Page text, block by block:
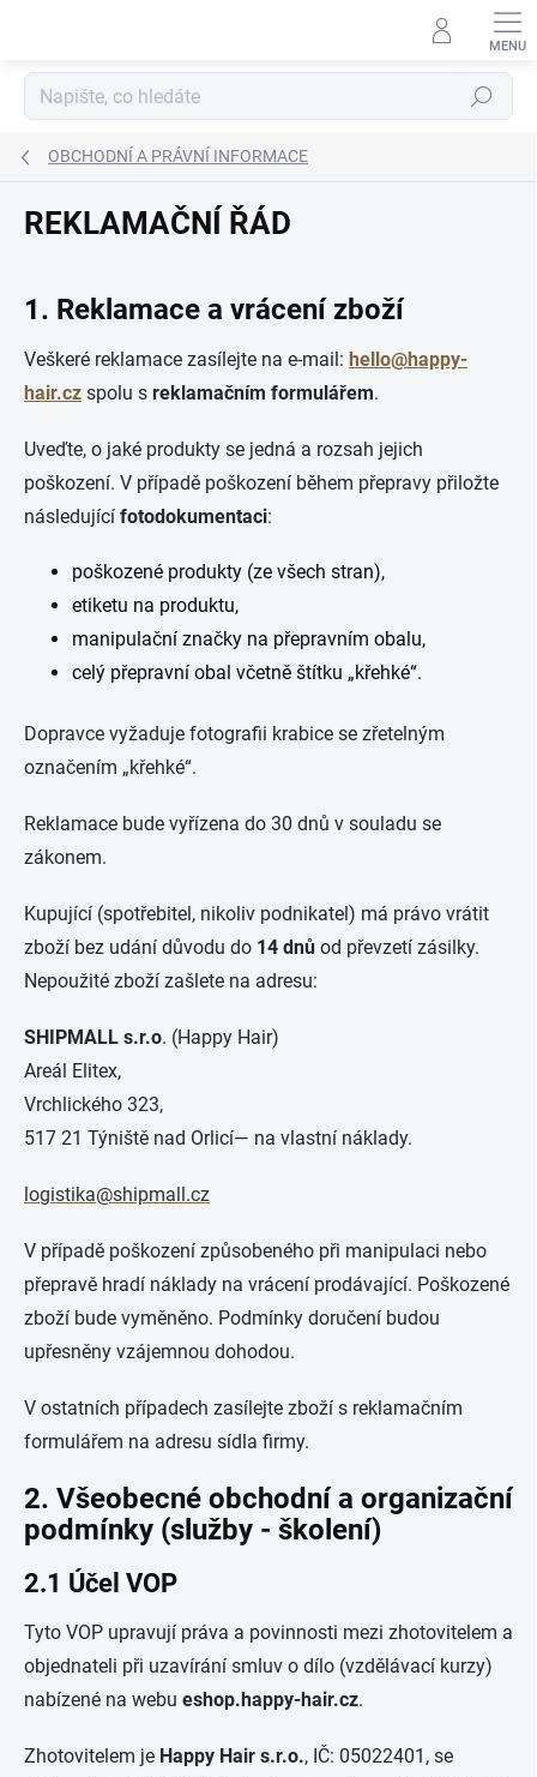
Hledat
OBCHODNÍ A PRÁVNÍ INFORMACE
REKLAMAČNÍ ŘÁD
1. Reklamace a vrácení zboží
Veškeré reklamace zasílejte na e-mail: hello@happy-
hair.cz spolu s reklamačním formulářem.
Uveďte, o jaké produkty se jedná a rozsah jejich
poškození. V případě poškození během přepravy přiložte
následující fotodokumentaci:
poškozené produkty (ze všech stran),
etiketu na produktu,
manipulační značky na přepravním obalu,
celý přepravní obal včetně štítku „křehké“.
Dopravce vyžaduje fotografii krabice se zřetelným
označením „křehké“.
Reklamace bude vyřízena do 30 dnů v souladu se
zákonem.
Kupující (spotřebitel, nikoliv podnikatel) má právo vrátit
zboží bez udání důvodu do 14 dnů od převzetí zásilky.
Nepoužité zboží zašlete na adresu:
SHIPMALL s.r.o. (Happy Hair)
Areál Elitex,
Vrchlického 323,
517 21 Týniště nad Orlicí— na vlastní náklady.
logistika@shipmall.cz
V případě poškození způsobeného při manipulaci nebo
přepravě hradí náklady na vrácení prodávající. Poškozené
zboží bude vyměněno. Podmínky doručení budou
upřesněny vzájemnou dohodou.
V ostatních případech zasílejte zboží s reklamačním
formulářem na adresu sídla firmy.
2. Všeobecné obchodní a organizační
podmínky (služby - školení)
2.1 Účel VOP
Tyto VOP upravují práva a povinnosti mezi zhotovitelem a
objednateli při uzavírání smluv o dílo (vzdělávací kurzy)
nabízené na webu eshop.happy-hair.cz.
Zhotovitelem je Happy Hair s.r.o., IČ: 05022401, se